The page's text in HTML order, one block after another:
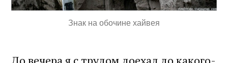
Знак на обочине хайвея